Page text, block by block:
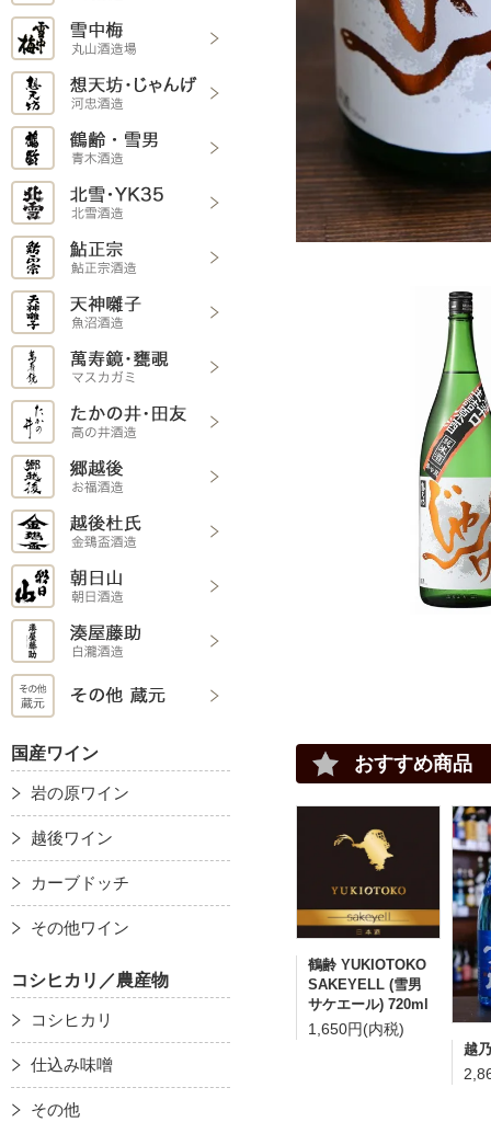
おすすめ商品
鶴齢 YUKIOTOKO
SAKEYELL (雪男
サケエール) 720ml
1,650円(内税)
越
国産ワイン
岩の原ワイン
越後ワイン
カーブドッチ
その他ワイン
コシヒカリ／農産物
コシヒカリ
仕込み味噌
その他